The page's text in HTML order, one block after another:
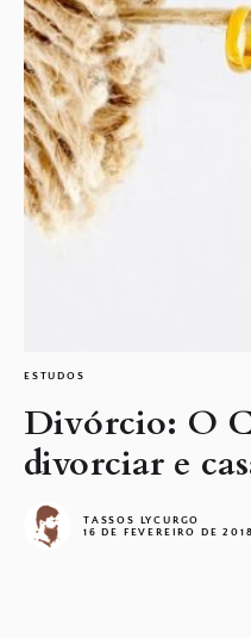
ESTUDOS
Divórcio: O
divorciar e
TASSOS LYCURGO
16 DE FEVEREIRO DE 2018